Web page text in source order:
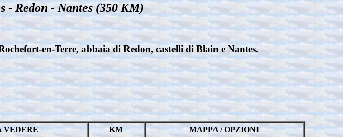
- Redon - Nantes (350 KM)
en-Terre, abbaia di Redon, castelli di Blain e Nantes.
VEDERE KM
MAPPA / OPZIONI